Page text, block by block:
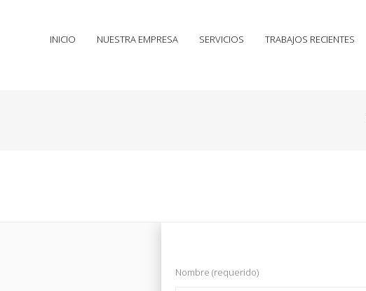
INICIO NUESTRA EMPRESA SERVICIOS TRABAJOS RECIENTES
Nombre (requerido)